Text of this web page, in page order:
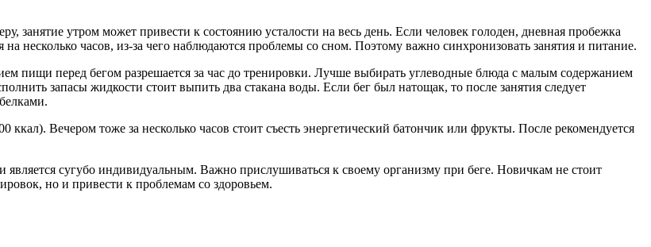
занятие утром может привести к состоянию усталости на весь день. Если человек голоден, дневная пробежка
несколько часов, из-за чего наблюдаются проблемы со сном. Поэтому важно синхронизовать занятия и питание.
пищи перед бегом разрешается за час до тренировки. Лучше выбирать углеводные блюда с малым содержанием
запасы жидкости стоит выпить два стакана воды. Если бег был натощак, то после занятия следует
Вечером тоже за несколько часов стоит съесть энергетический батончик или фрукты. После рекомендуется
является сугубо индивидуальным. Важно прислушиваться к своему организму при беге. Новичкам не стоит
но и привести к проблемам со здоровьем.